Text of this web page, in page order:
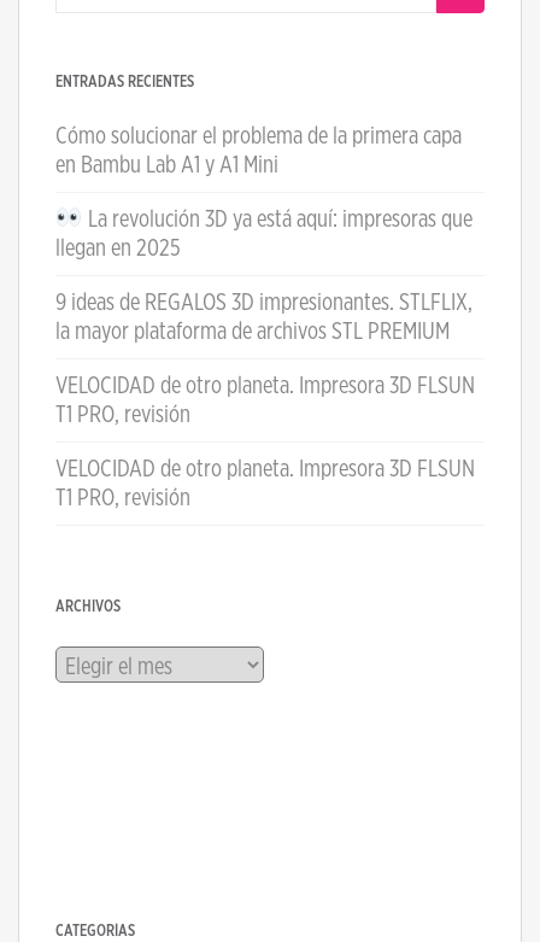
ENTRADAS RECIENTES
Cómo solucionar el problema de la primera capa
en Bambu Lab A1 y A1 Mini
La revolución 3D ya está aquí: impresoras que
llegan en 2025
9 ideas de REGALOS 3D impresionantes. STLFLIX,
la mayor plataforma de archivos STL PREMIUM
VELOCIDAD de otro planeta. Impresora 3D FLSUN
T1 PRO, revisión
VELOCIDAD de otro planeta. Impresora 3D FLSUN
T1 PRO, revisión
ARCHIVOS
Archivos
CATEGORÍAS